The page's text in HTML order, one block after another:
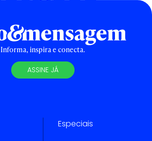
Informa, inspira e conecta.
ASSINE JÁ
Especiais